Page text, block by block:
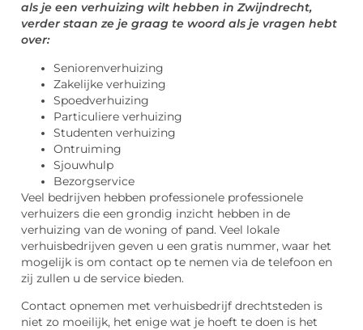
als je een verhuizing wilt hebben in Zwijndrecht,
verder staan ze je graag te woord als je vragen hebt
over:
Seniorenverhuizing
Zakelijke verhuizing
Spoedverhuizing
Particuliere verhuizing
Studenten verhuizing
Ontruiming
Sjouwhulp
Bezorgservice
Veel bedrijven hebben professionele professionele
verhuizers die een grondig inzicht hebben in de
verhuizing van de woning of pand. Veel lokale
verhuisbedrijven geven u een gratis nummer, waar het
mogelijk is om contact op te nemen via de telefoon en
zij zullen u de service bieden.
Contact opnemen met verhuisbedrijf drechtsteden is
niet zo moeilijk, het enige wat je hoeft te doen is het